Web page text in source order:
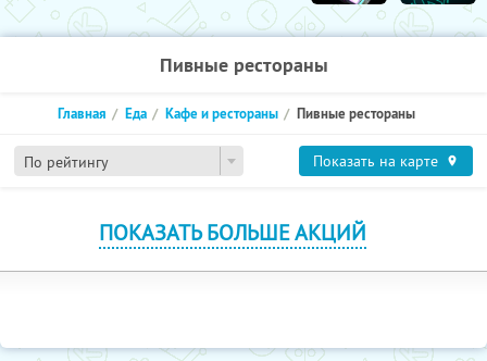
Пивные рестораны
По рейтингу
Главная Еда Кафе и рестораны Пивные рестораны
Показать на карте
ПОКАЗАТЬ БОЛЬШЕ АКЦИЙ